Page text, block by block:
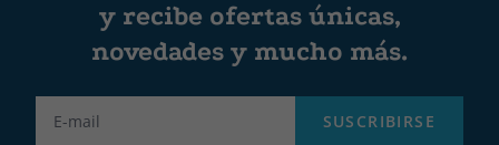
y recibe ofertas únicas,
novedades y mucho más.
SUSCRIBIRSE